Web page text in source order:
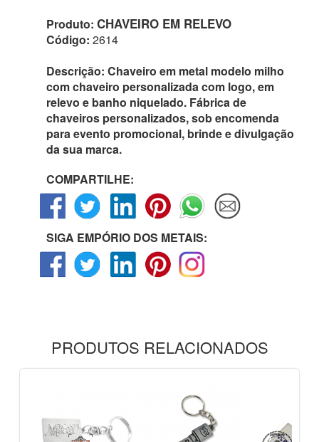
Produto: CHAVEIRO EM RELEVO
Código: 2614
Descrição: Chaveiro em metal modelo milho
com chaveiro personalizada com logo, em
relevo e banho niquelado. Fábrica de
chaveiros personalizados, sob encomenda
para evento promocional, brinde e divulgação
da sua marca.
COMPARTILHE:
SIGA EMPÓRIO DOS METAIS:
PRODUTOS RELACIONADOS